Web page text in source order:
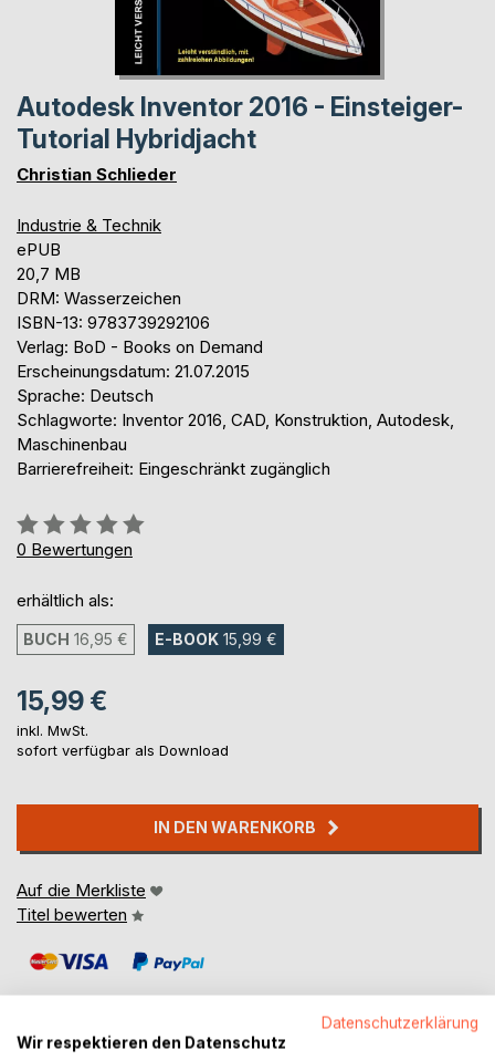
Autodesk Inventor 2016 - Einsteiger-
Tutorial Hybridjacht
Christian Schlieder
Industrie & Technik
ePUB
20,7 MB
DRM: Wasserzeichen
ISBN-13: 9783739292106
Verlag: BoD - Books on Demand
Erscheinungsdatum: 21.07.2015
Sprache: Deutsch
Schlagworte: Inventor 2016, CAD, Konstruktion, Autodesk,
Maschinenbau
Barrierefreiheit: Eingeschränkt zugänglich
Bewertung::
0%
0 Bewertungen
erhältlich als:
BUCH 16,95 € E-BOOK 15,99 €
15,99 €
inkl. MwSt.
sofort verfügbar als Download
IN DEN WARENKORB
Auf die Merkliste
Titel bewerten
Datenschutzerklärung
Wir respektieren den Datenschutz